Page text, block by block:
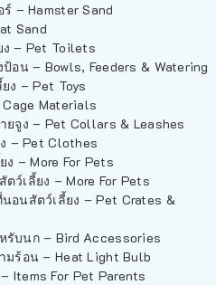
– Hamster Sand
Sand
ง – Pet Toilets
อน – Bowls, Feeders & Watering
ง – Pet Toys
Materials
ยจูง – Pet Collars & Leashes
– Pet Clothes
– More For Pets
ว์เลี้ยง – More For Pets
อนสัตว์เลี้ยง – Pet Crates &
รับนก – Bird Accessories
มร้อน – Heat Light Bulb
Items For Pet Parents